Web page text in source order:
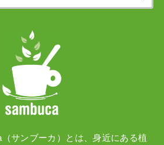
サンブーカ）とは、身近にある植